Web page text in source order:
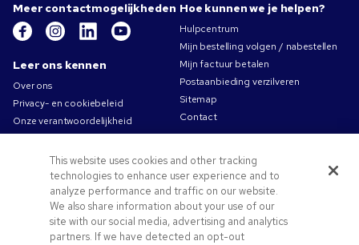
Meer contactmogelijkheden
Leer ons kennen
Over ons
Privacy- en cookiebeleid
Onze verantwoordelijkheid
Algemene verkoopsvoorwaarden
Carrières bij Pens.com
Aanbiedingen &
hulpmiddelen
Relatiegeschenken
Hoe kunnen we je helpen?
Hulpcentrum
Mijn bestelling volgen / nabestellen
Mijn factuur betalen
Postaanbieding verzilveren
Sitemap
Contact
This website uses cookies and other tracking
technologies to enhance user experience and to
analyze performance and traffic on our website.
We also share information about your use of our
site with our social media, advertising and analytics
partners. If we have detected an opt-out